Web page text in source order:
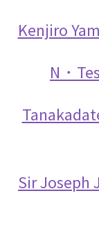
【Peter
【熱力学の
Kenjiro
N・
Sir Joseph